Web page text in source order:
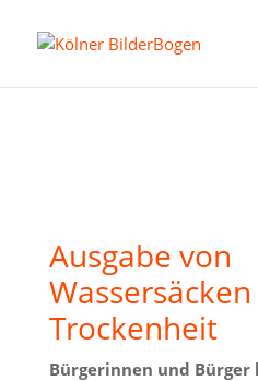
Ausgabe von
Trockenheit
Bürgerinnen und Bürger